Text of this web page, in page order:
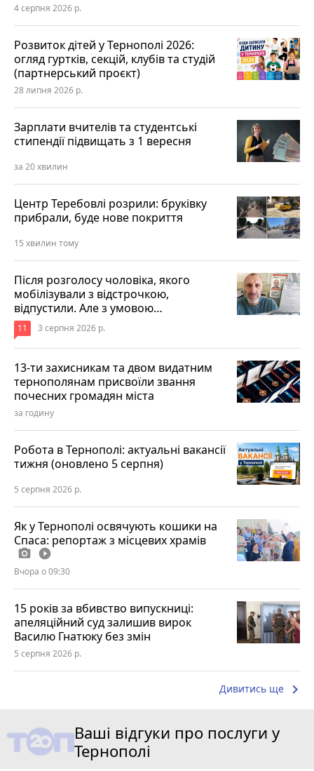
4 серпня 2026 р.
Розвиток дітей у Тернополі 2026:
огляд гуртків, секцій, клубів та студій
(партнерський проєкт)
28 липня 2026 р.
Зарплати вчителів та студентські
стипендії підвищать з 1 вересня
за 20 хвилин
Центр Теребовлі розрили: бруківку
прибрали, буде нове покриття
15 хвилин тому
Після розголосу чоловіка, якого
мобілізували з відстрочкою,
відпустили. Але з умовою…
11 3 серпня 2026 р.
13-ти захисникам та двом видатним
тернополянам присвоїли звання
почесних громадян міста
за годину
Робота в Тернополі: актуальні вакансії
тижня (оновлено 5 серпня)
5 серпня 2026 р.
Як у Тернополі освячують кошики на
Спаса: репортаж з місцевих храмів
photo_camera play_circle_filled
Вчора о 09:30
15 років за вбивство випускниці:
апеляційний суд залишив вирок
Василю Гнатюку без змін
5 серпня 2026 р.
Дивитись ще keyboard_arrow_right
Ваші відгуки про послуги у
Тернополі